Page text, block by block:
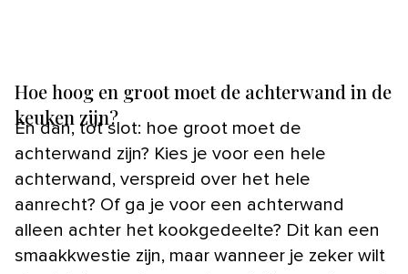
Hoe hoog en groot moet de achterwand in de
keuken zijn?
En dan, tot slot: hoe groot moet de
achterwand zijn? Kies je voor een hele
achterwand, verspreid over het hele
aanrecht? Of ga je voor een achterwand
alleen achter het kookgedeelte? Dit kan een
smaakkwestie zijn, maar wanneer je zeker wilt